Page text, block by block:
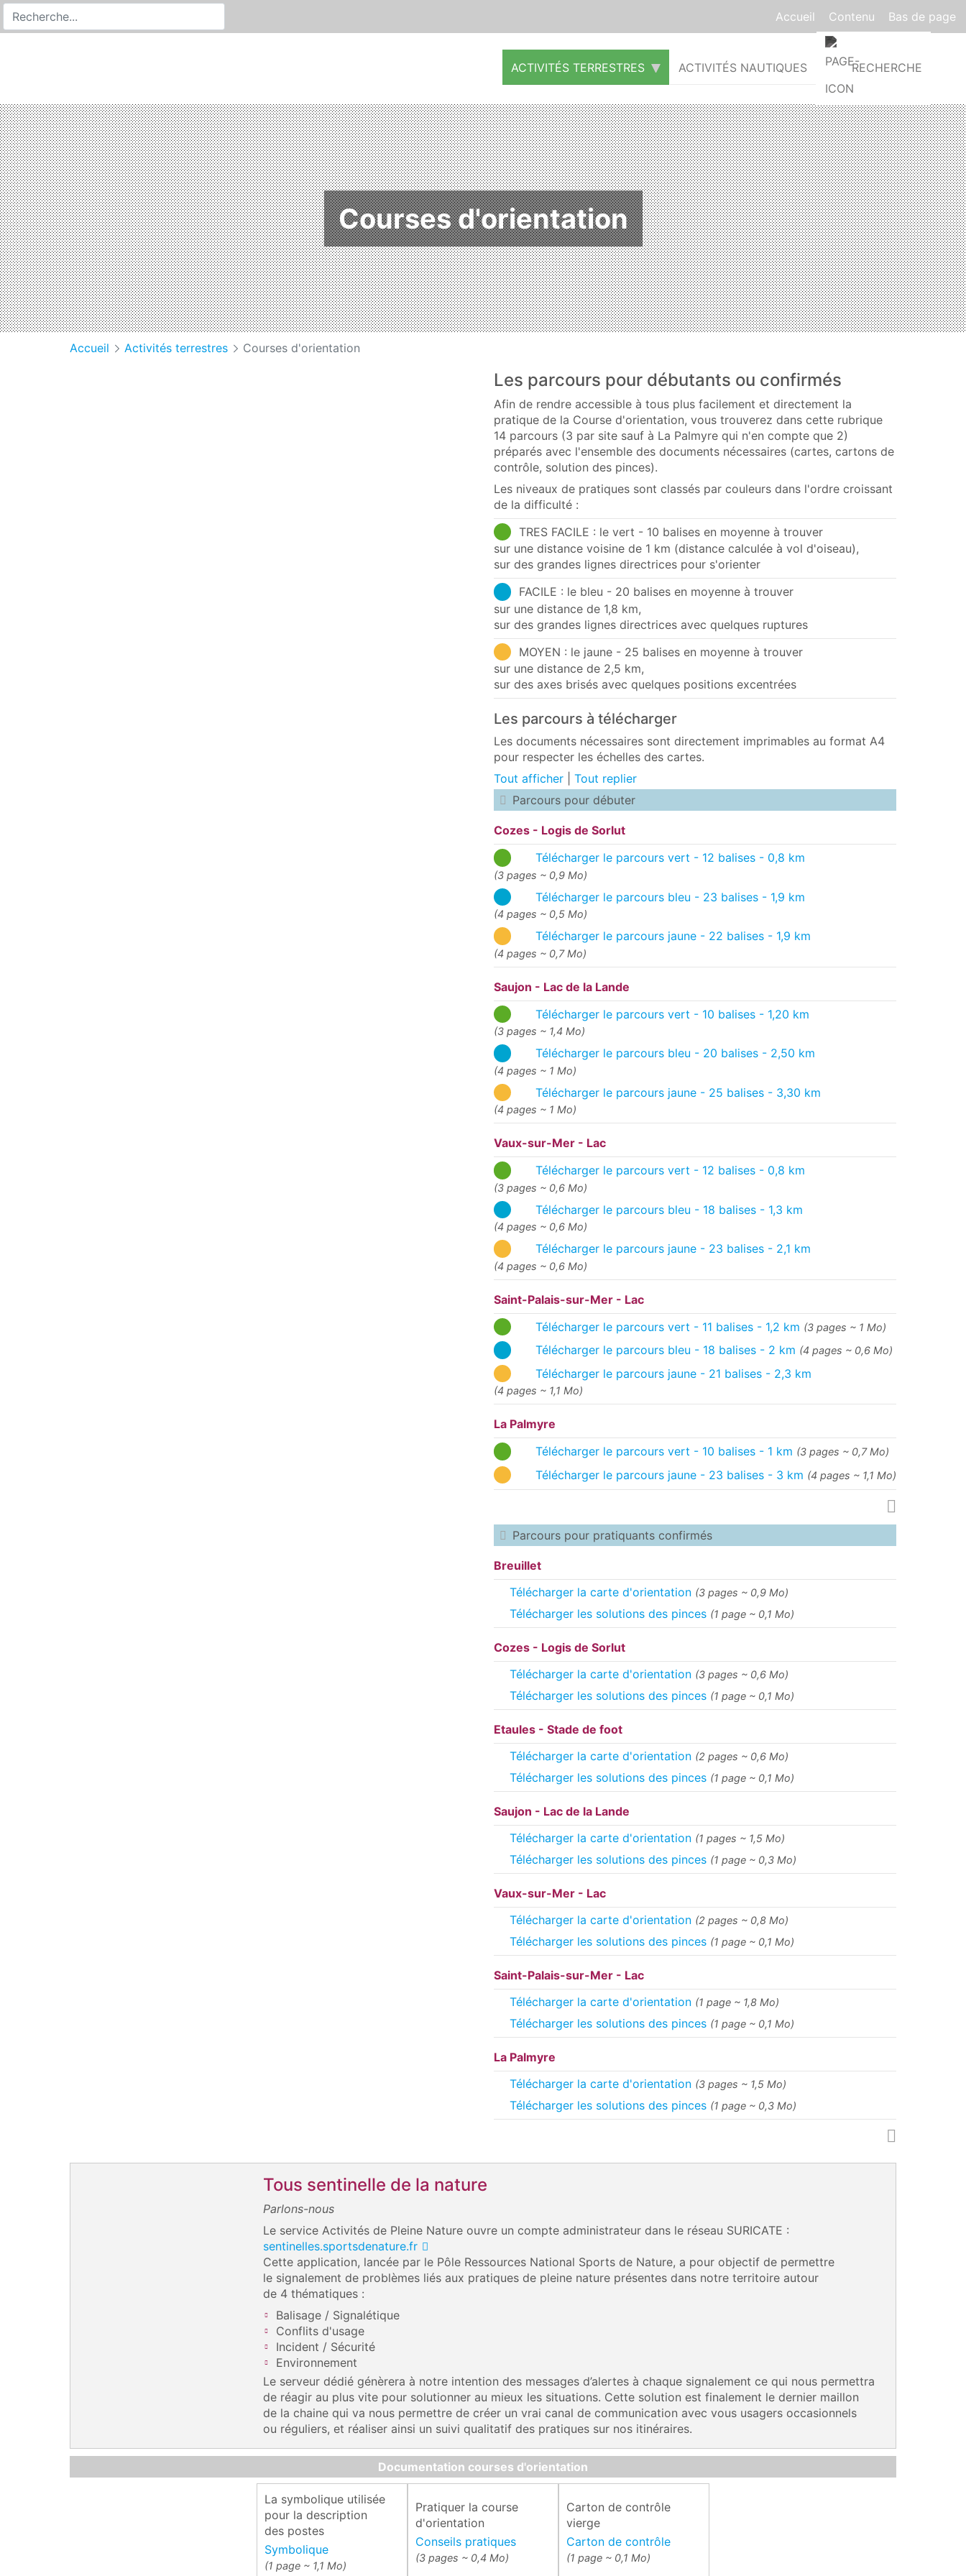
Accueil Contenu Bas de page
ACTIVITÉS TERRESTRES ACTIVITÉS NAUTIQUES RECHERCHE
Courses d'orientation
Accueil Activités terrestres Courses d'orientation
Les parcours pour débutants ou confirmés
Afin de rendre accessible à tous plus facilement et directement la
pratique de la Course d'orientation, vous trouverez dans cette rubrique
14 parcours (3 par site sauf à La Palmyre qui n'en compte que 2)
préparés avec l'ensemble des documents nécessaires (cartes, cartons de
contrôle, solution des pinces).
Les niveaux de pratiques sont classés par couleurs dans l'ordre croissant
de la difficulté :
TRES FACILE : le vert - 10 balises en moyenne à trouver
sur une distance voisine de 1 km (distance calculée à vol d'oiseau),
sur des grandes lignes directrices pour s'orienter
FACILE : le bleu - 20 balises en moyenne à trouver
sur une distance de 1,8 km,
sur des grandes lignes directrices avec quelques ruptures
MOYEN : le jaune - 25 balises en moyenne à trouver
sur une distance de 2,5 km,
sur des axes brisés avec quelques positions excentrées
Les parcours à télécharger
Les documents nécessaires sont directement imprimables au format A4
pour respecter les échelles des cartes.
Tout afficher
Tout replier
Parcours pour débuter
Cozes - Logis de Sorlut
Télécharger le parcours vert - 12 balises - 0,8 km
(3 pages ~ 0,9 Mo)
Télécharger le parcours bleu - 23 balises - 1,9 km
(4 pages ~ 0,5 Mo)
Télécharger le parcours jaune - 22 balises - 1,9 km
(4 pages ~ 0,7 Mo)
Saujon - Lac de la Lande
Télécharger le parcours vert - 10 balises - 1,20 km
(3 pages ~ 1,4 Mo)
Télécharger le parcours bleu - 20 balises - 2,50 km
(4 pages ~ 1 Mo)
Télécharger le parcours jaune - 25 balises - 3,30 km
(4 pages ~ 1 Mo)
Vaux-sur-Mer - Lac
Télécharger le parcours vert - 12 balises - 0,8 km
(3 pages ~ 0,6 Mo)
Télécharger le parcours bleu - 18 balises - 1,3 km
(4 pages ~ 0,6 Mo)
Télécharger le parcours jaune - 23 balises - 2,1 km
(4 pages ~ 0,6 Mo)
Saint-Palais-sur-Mer - Lac
Télécharger le parcours vert - 11 balises - 1,2 km (3 pages ~ 1 Mo)
Télécharger le parcours bleu - 18 balises - 2 km (4 pages ~ 0,6 Mo)
Télécharger le parcours jaune - 21 balises - 2,3 km
(4 pages ~ 1,1 Mo)
La Palmyre
Télécharger le parcours vert - 10 balises - 1 km (3 pages ~ 0,7 Mo)
Télécharger le parcours jaune - 23 balises - 3 km (4 pages ~ 1,1 Mo)
Parcours pour pratiquants confirmés
Breuillet
Télécharger la carte d'orientation (3 pages ~ 0,9 Mo)
Télécharger les solutions des pinces (1 page ~ 0,1 Mo)
Cozes - Logis de Sorlut
Télécharger la carte d'orientation (3 pages ~ 0,6 Mo)
Télécharger les solutions des pinces (1 page ~ 0,1 Mo)
Etaules - Stade de foot
Télécharger la carte d'orientation (2 pages ~ 0,6 Mo)
Télécharger les solutions des pinces (1 page ~ 0,1 Mo)
Saujon - Lac de la Lande
Télécharger la carte d'orientation (1 pages ~ 1,5 Mo)
Télécharger les solutions des pinces (1 page ~ 0,3 Mo)
Vaux-sur-Mer - Lac
Télécharger la carte d'orientation (2 pages ~ 0,8 Mo)
Télécharger les solutions des pinces (1 page ~ 0,1 Mo)
Saint-Palais-sur-Mer - Lac
Télécharger la carte d'orientation (1 page ~ 1,8 Mo)
Télécharger les solutions des pinces (1 page ~ 0,1 Mo)
La Palmyre
Télécharger la carte d'orientation (3 pages ~ 1,5 Mo)
Télécharger les solutions des pinces (1 page ~ 0,3 Mo)
Tous sentinelle de la nature
Parlons-nous
Le service Activités de Pleine Nature ouvre un compte administrateur dans le réseau SURICATE :
sentinelles.sportsdenature.fr
Cette application, lancée par le Pôle Ressources National Sports de Nature, a pour objectif de permettre
le signalement de problèmes liés aux pratiques de pleine nature présentes dans notre territoire autour
de 4 thématiques :
Balisage / Signalétique
Conflits d'usage
Incident / Sécurité
Environnement
Le serveur dédié génèrera à notre intention des messages d’alertes à chaque signalement ce qui nous permettra
de réagir au plus vite pour solutionner au mieux les situations. Cette solution est finalement le dernier maillon
de la chaine qui va nous permettre de créer un vrai canal de communication avec vous usagers occasionnels
ou réguliers, et réaliser ainsi un suivi qualitatif des pratiques sur nos itinéraires.
Documentation courses d'orientation
La symbolique utilisée
pour la description
des postes
Symbolique
(1 page ~ 1,1 Mo)
Pratiquer la course
d'orientation
Conseils pratiques
(3 pages ~ 0,4 Mo)
Carton de contrôle
vierge
Carton de contrôle
(1 page ~ 0,1 Mo)